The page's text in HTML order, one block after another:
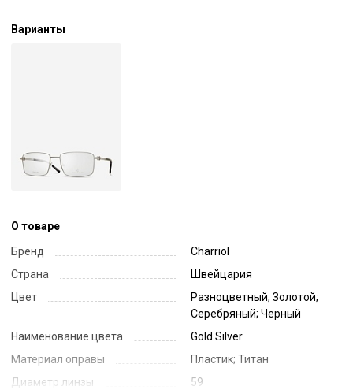
Варианты
О товаре
Бренд
Charriol
Страна
Швейцария
Цвет
Разноцветный; Золотой;
Серебряный; Черный
Наименование цвета
Gold Silver
Материал оправы
Пластик; Титан
Диаметр линзы
59